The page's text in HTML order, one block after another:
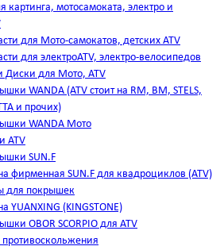
картинга, мотосамоката, электро и
для Мото-самокатов, детских ATV
для электроATV, электро-велосипедов
для Мото, ATV
WANDA (АТV стоит на RM, BM, STELS,
и прочих)
WANDA Мото
ATV
SUN.F
фирменная SUN.F для квадроциклов (АТV)
для покрышек
YUANXING (KINGSTONE)
OBOR SCORPIO для ATV